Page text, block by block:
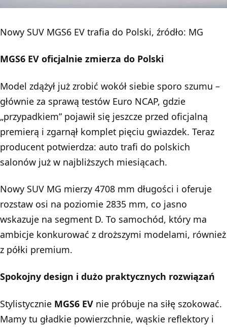
Nowy SUV MGS6 EV trafia do Polski, źródło: MG
MGS6 EV oficjalnie zmierza do Polski
Model zdążył już zrobić wokół siebie sporo szumu –
głównie za sprawą testów Euro NCAP, gdzie
„przypadkiem” pojawił się jeszcze przed oficjalną
premierą i zgarnął komplet pięciu gwiazdek. Teraz
producent potwierdza: auto trafi do polskich
salonów już w najbliższych miesiącach.
Nowy SUV MG mierzy 4708 mm długości i oferuje
rozstaw osi na poziomie 2835 mm, co jasno
wskazuje na segment D. To samochód, który ma
ambicje konkurować z droższymi modelami, również
z półki premium.
Spokojny design i dużo praktycznych rozwiązań
Stylistycznie MGS6 EV nie próbuje na siłę szokować.
Mamy tu gładkie powierzchnie, wąskie reflektory i